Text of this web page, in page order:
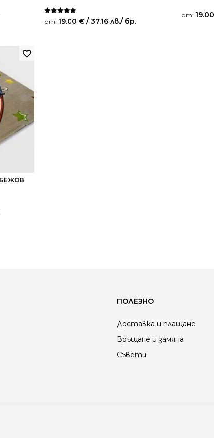
Оценено на
5.00
от: 19.00 € / 37.16 лв./ бр.
от: 19.00
БЕЖОВ
ПОЛЕЗНО
Доставка и плащане
Връщане и замяна
Съвети